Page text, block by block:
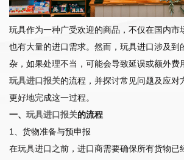
玩具作为一种广受欢迎的商品，不仅在国内市
也有大量的进口需求。然而，玩具进口涉及到
杂，如果处理不当，可能会导致延误或额外费
玩具进口报关的流程，并探讨常见问题及应对
更好地完成这一过程。
一、 玩具进口报关的流程
1、货物准备与预申报
在玩具进口之前，进口商需要确保所有货物已